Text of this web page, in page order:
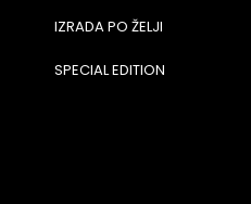
IZRADA PO ŽELJI
SPECIAL EDITION